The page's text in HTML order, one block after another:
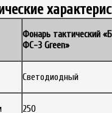
Фонарь тактический
ФС-3 Green»
Светодиодный
250